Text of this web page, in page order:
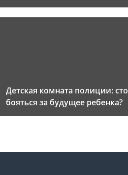
Детская комната полиции:
бояться за будущее ребенка?